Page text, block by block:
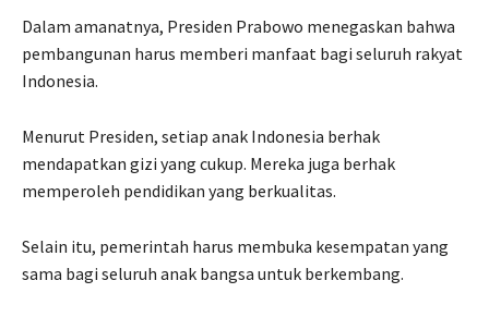
Dalam amanatnya, Presiden Prabowo menegaskan bahwa
pembangunan harus memberi manfaat bagi seluruh rakyat
Indonesia.
Menurut Presiden, setiap anak Indonesia berhak
mendapatkan gizi yang cukup. Mereka juga berhak
memperoleh pendidikan yang berkualitas.
Selain itu, pemerintah harus membuka kesempatan yang
sama bagi seluruh anak bangsa untuk berkembang.